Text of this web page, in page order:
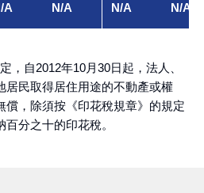
A N/A N/A N/A
，自2012年10月30日起，法人、
居民取得居住用途的不動產或權
償，除須按《印花稅規章》的規定
分之十的印花稅。